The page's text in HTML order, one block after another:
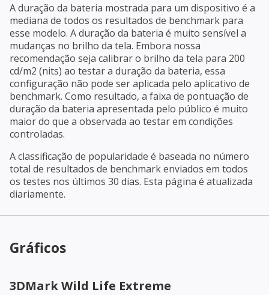
A duração da bateria mostrada para um dispositivo é a
mediana de todos os resultados de benchmark para
esse modelo. A duração da bateria é muito sensível a
mudanças no brilho da tela. Embora nossa
recomendação seja calibrar o brilho da tela para 200
cd/m2 (nits) ao testar a duração da bateria, essa
configuração não pode ser aplicada pelo aplicativo de
benchmark. Como resultado, a faixa de pontuação de
duração da bateria apresentada pelo público é muito
maior do que a observada ao testar em condições
controladas.
A classificação de popularidade é baseada no número
total de resultados de benchmark enviados em todos
os testes nos últimos 30 dias. Esta página é atualizada
diariamente.
Gráficos
3DMark Wild Life Extreme